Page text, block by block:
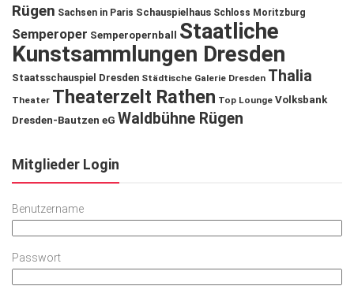
Rügen Sachsen in Paris Schauspielhaus Schloss Moritzburg
Semperoper Semperopernball
Staatliche
Kunstsammlungen Dresden
Staatsschauspiel Dresden Städtische Galerie Dresden Thalia
Theater Theaterzelt Rathen Top Lounge Volksbank
Dresden-Bautzen eG Waldbühne Rügen
Mitglieder Login
Benutzername
Passwort